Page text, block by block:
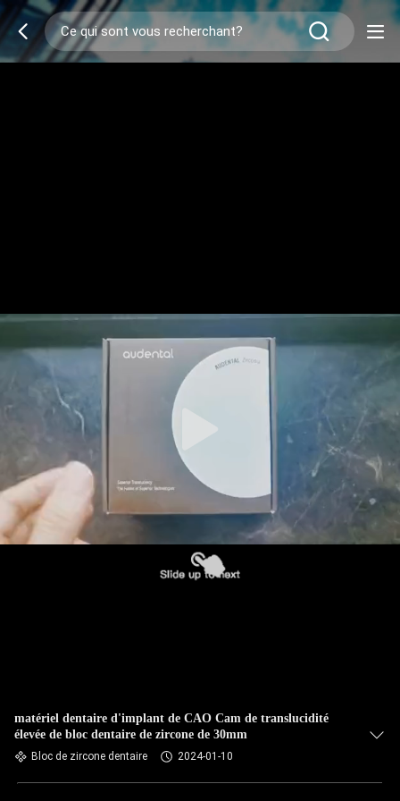
matériel dentaire d'implant de CAO Cam de translucidité
élevée de bloc dentaire de zircone de 30mm
Bloc de zircone dentaire 2024-01-10